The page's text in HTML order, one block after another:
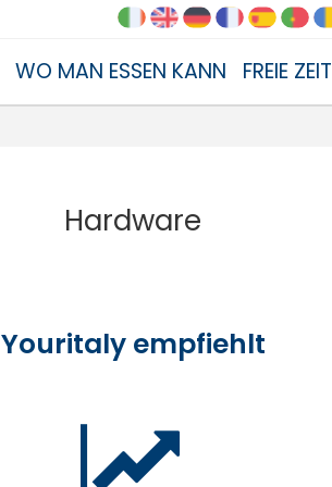
WO MAN ESSEN KANN FREIE ZEIT
Hardware
Youritaly empfiehlt